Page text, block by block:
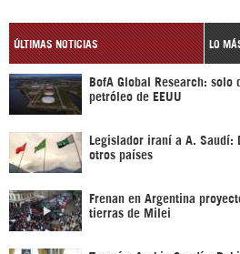
ÚLTIMAS NOTICIAS LO
BofA Global Research: solo
petróleo de EEUU
Legislador iraní a A. Saudí:
otros países
Frenan en Argentina
tierras de Milei